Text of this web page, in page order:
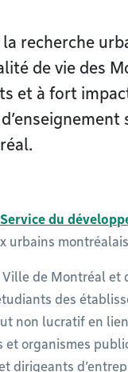
recherche
de vie des
et à fort
Service du
urbains
de Montréal et
des
non lucratif en
et organismes
dirigeants